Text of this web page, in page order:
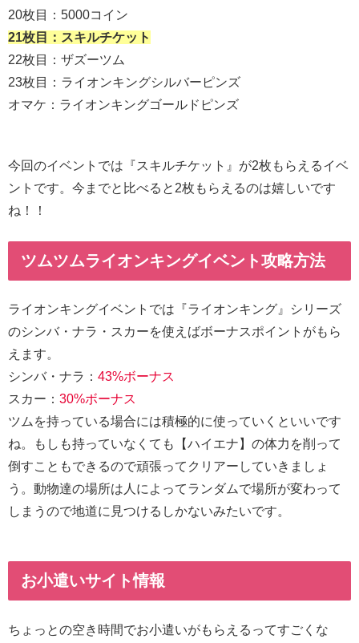
20枚目：5000コイン
21枚目：スキルチケット
22枚目：ザズーツム
23枚目：ライオンキングシルバーピンズ
オマケ：ライオンキングゴールドピンズ
今回のイベントでは『スキルチケット』が2枚もらえるイベ
ントです。今までと比べると2枚もらえるのは嬉しいです
ね！！
ツムツムライオンキングイベント攻略方法
ライオンキングイベントでは『ライオンキング』シリーズ
のシンバ・ナラ・スカーを使えばボーナスポイントがもら
えます。
シンバ・ナラ： 43%ボーナス
スカー： 30%ボーナス
ツムを持っている場合には積極的に使っていくといいです
ね。もしも持っていなくても【ハイエナ】の体力を削って
倒すこともできるので頑張ってクリアーしていきましょ
う。動物達の場所は人によってランダムで場所が変わって
しまうので地道に見つけるしかないみたいです。
お小遣いサイト情報
ちょっとの空き時間でお小遣いがもらえるってすごくな